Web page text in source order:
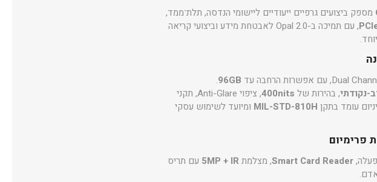
מספק ביצועים גרפיים ייעודיים ליישומי הנדסה, תלת־ממד,
, עם תמיכה ב-Opal 2.0 לאבטחת מידע וביצועי קריאה
96GB
.
נקודתי, בהירות של 400nits
, ציפוי Anti-Glare, תקני
MIL-STD-810H ומיועד לשימוש עסקי
פרימיום
Smart Card Reader, מצלמת 5MP + IR עם תריס
אדם.